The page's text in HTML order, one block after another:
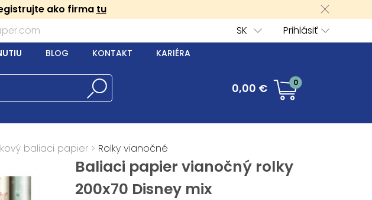
ako firma tu
Prihlásiť
SK
BLOG KONTAKT KARIÉRA
0,00 € 0
baliaci papier > Rolky vianočné
Baliaci papier vianočný rolky
200x70 Disney mix